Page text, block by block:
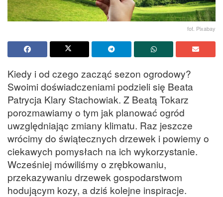
fot. Pixabay
Kiedy i od czego zacząć sezon ogrodowy?
Swoimi doświadczeniami podzieli się Beata
Patrycja Klary Stachowiak. Z Beatą Tokarz
porozmawiamy o tym jak planować ogród
uwzględniając zmiany klimatu. Raz jeszcze
wrócimy do świątecznych drzewek i powiemy o
ciekawych pomysłach na ich wykorzystanie.
Wcześniej mówiliśmy o zrębkowaniu,
przekazywaniu drzewek gospodarstwom
hodującym kozy, a dziś kolejne inspiracje.